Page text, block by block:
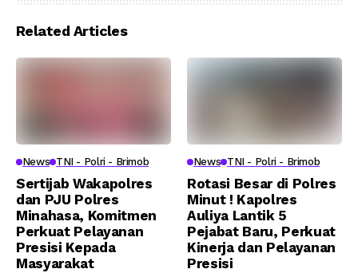
Related Articles
News TNI - Polri - Brimob
Sertijab Wakapolres
dan PJU Polres
Minahasa, Komitmen
Perkuat Pelayanan
Presisi Kepada
Masyarakat
News TNI - Polri - Brimob
Rotasi Besar di Polres
Minut ! Kapolres
Auliya Lantik 5
Pejabat Baru, Perkuat
Kinerja dan Pelayanan
Presisi